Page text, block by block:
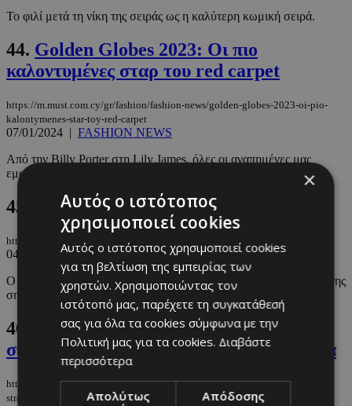
Το φιλί μετά τη νίκη της σειράς ως η καλύτερη κωμική σειρά.
44. Golden Globes 2023: Οι πιο
καλοντυμένες σταρ του red carpet
https://m.must.com.cy/gr/fashion/fashion-news/golden-globes-2023-oi-pio-
kalontymenes-star-toy-red-carpet
07/01/2024 | FASHION NEWS
Από την Billy Porter στη Lily James, όλες οι αγαπημένες μας
εμφανίσεις στις Χρυσές Σφαίρες του 2023.
45. Οι μεγαλύτερες απώλειες του 2023
https://m.must.com.cy/gr/people/news/oi-megalyteres-apwleies-toy-2023
04/01/2024|NEWS
Ο χώρος του θεάτρου, της μουσικής, της υποκριτικής και της τέχνης
σημαδεύτηκε για πάντα από εκείνους που έφυγαν νωρίς αλλά ...
46.
Πριγκίπισσα Leonor: Κάνει σκληρή
στρατιωτική εκπαίδευση μέσα στα χιόνια
https://m.must.com.cy/gr/people/celebs/prigkipissa-leonor-kanei-skliri-
stratiotiki-ekpaideysi-mesa-sta-xionia
×
Αυτός ο ιστότοπος
χρησιμοποιεί cookies
Αυτός ο ιστότοπος χρησιμοποιεί cookies
για τη βελτίωση της εμπειρίας των
χρηστών. Χρησιμοποιώντας τον
ιστότοπό μας, παρέχετε τη συγκατάθεσή
σας για όλα τα cookies σύμφωνα με την
Πολιτική μας για τα cookies. Διαβάστε
περισσότερα
Απολύτως
Απόδοσης